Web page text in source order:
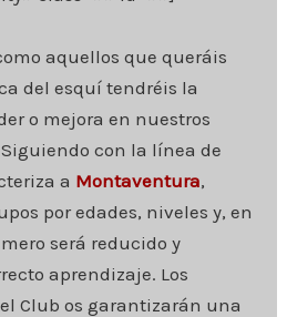
aquellos que queráis
del esquí tendréis la
o mejora en nuestros
con la línea de
a Montaventura,
por edades, niveles y, en
será reducido y
aprendizaje. Los
Club os garantizarán una